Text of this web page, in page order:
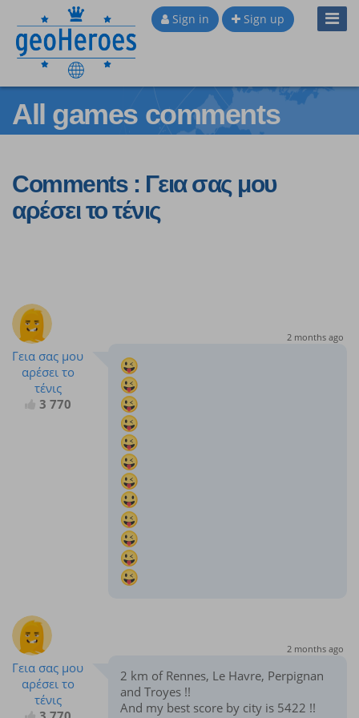
Sign in Sign up
All games comments
Comments : Γεια σας μου
αρέσει το τένις
Γεια σας μου
αρέσει το
τένις
3 770
2 months ago
Γεια σας μου
αρέσει το
τένις
2 months ago
2 km of Rennes, Le Havre, Perpignan
and Troyes !!
And my best score by city is 5422 !!